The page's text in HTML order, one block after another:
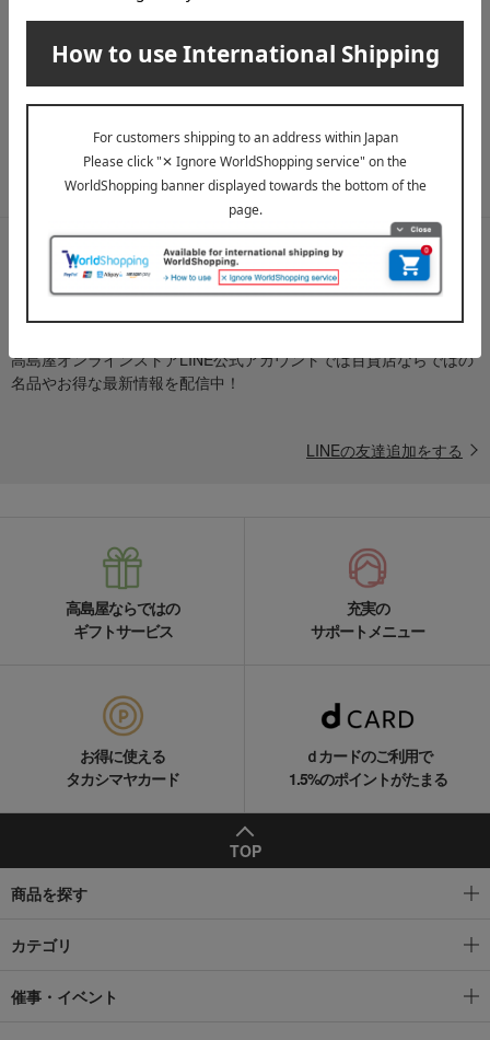
メールマガジン
送料無料クーポンやキャンペーン、新着・SALE・おすすめ商品な
ど、「高島屋オンラインストア」のお得＆うれしい情報をお届けい
メールマガジンについて詳しく見る
LINE公式アカウント
高島屋オンラインストアLINE公式アカウントでは百貨店ならではの
名品やお得な最新情報を配信中！
LINEの友達追加をする
高島屋ならではの
ギフトサービス
充実の
サポートメニュー
お得に使える
タカシマヤカード
ｄカードのご利用で
1.5%のポイントがたまる
TOP
商品を探す
カテゴリ
催事・イベント